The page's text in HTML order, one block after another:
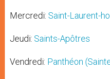
Mercredi: Saint-Laurent-
Jeudi: Saints-Apôtres
Vendredi: Panthéon